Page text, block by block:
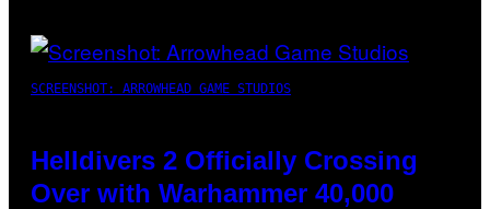
SCREENSHOT: ARROWHEAD GAME STUDIOS
Helldivers 2 Officially Crossing
Over with Warhammer 40,000